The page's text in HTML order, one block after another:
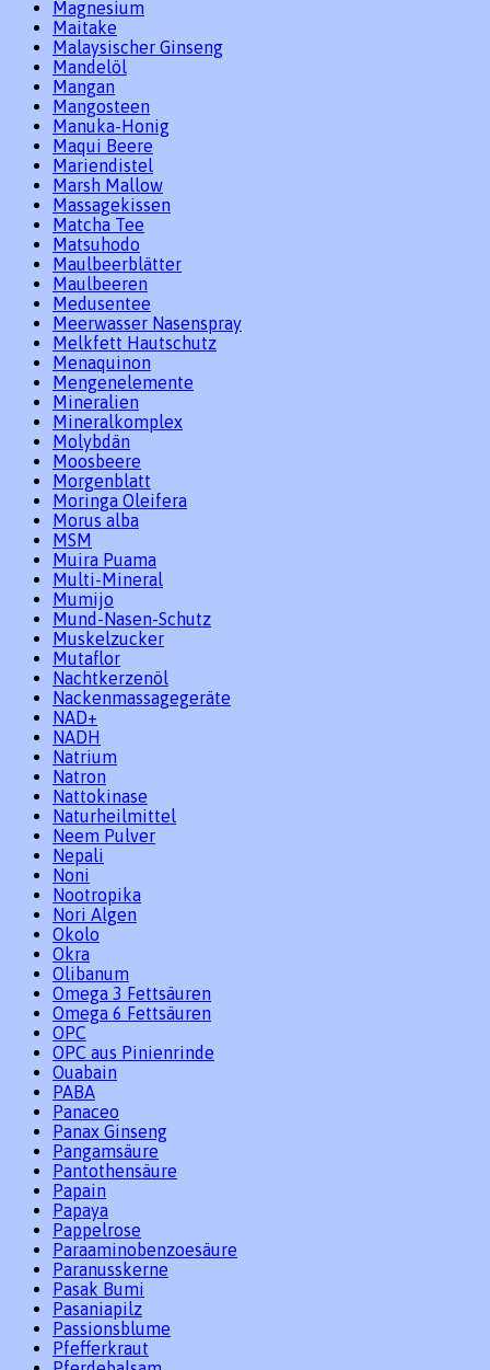
Magnesium
Maitake
Malaysischer Ginseng
Mandelöl
Mangan
Mangosteen
Manuka-Honig
Maqui Beere
Mariendistel
Marsh Mallow
Massagekissen
Matcha Tee
Matsuhodo
Maulbeerblätter
Maulbeeren
Medusentee
Meerwasser Nasenspray
Melkfett Hautschutz
Menaquinon
Mengenelemente
Mineralien
Mineralkomplex
Molybdän
Moosbeere
Morgenblatt
Moringa Oleifera
Morus alba
MSM
Muira Puama
Multi-Mineral
Mumijo
Mund-Nasen-Schutz
Muskelzucker
Mutaflor
Nachtkerzenöl
Nackenmassagegeräte
NAD+
NADH
Natrium
Natron
Nattokinase
Naturheilmittel
Neem Pulver
Nepali
Noni
Nootropika
Nori Algen
Okolo
Okra
Olibanum
Omega 3 Fettsäuren
Omega 6 Fettsäuren
OPC
OPC aus Pinienrinde
Ouabain
PABA
Panaceo
Panax Ginseng
Pangamsäure
Pantothensäure
Papain
Papaya
Pappelrose
Paraaminobenzoesäure
Paranusskerne
Pasak Bumi
Pasaniapilz
Passionsblume
Pfefferkraut